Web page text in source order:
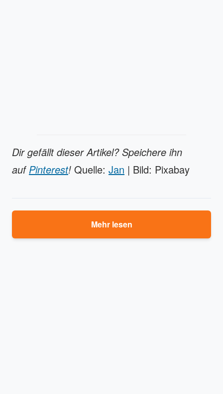
Dir gefällt dieser Artikel? Speichere ihn
aufPinterest! Quelle: Jan | Bild: Pixabay
Mehr lesen